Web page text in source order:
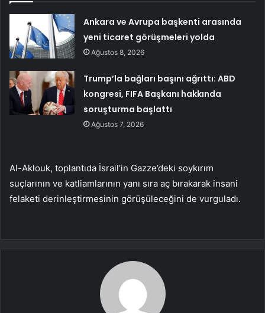
Ankara ve Avrupa başkenti arasında
yeni ticaret görüşmeleri yolda
Ağustos 8, 2026
Trump’la bağları başını ağrıttı: ABD
kongresi, FIFA Başkanı hakkında
soruşturma başlattı
Ağustos 7, 2026
Al-Aklouk, toplantıda İsrail’in Gazze’deki soykırım
suçlarının ve katliamlarının yanı sıra aç bırakarak insani
felaketi derinleştirmesinin görüşüleceğini de vurguladı.